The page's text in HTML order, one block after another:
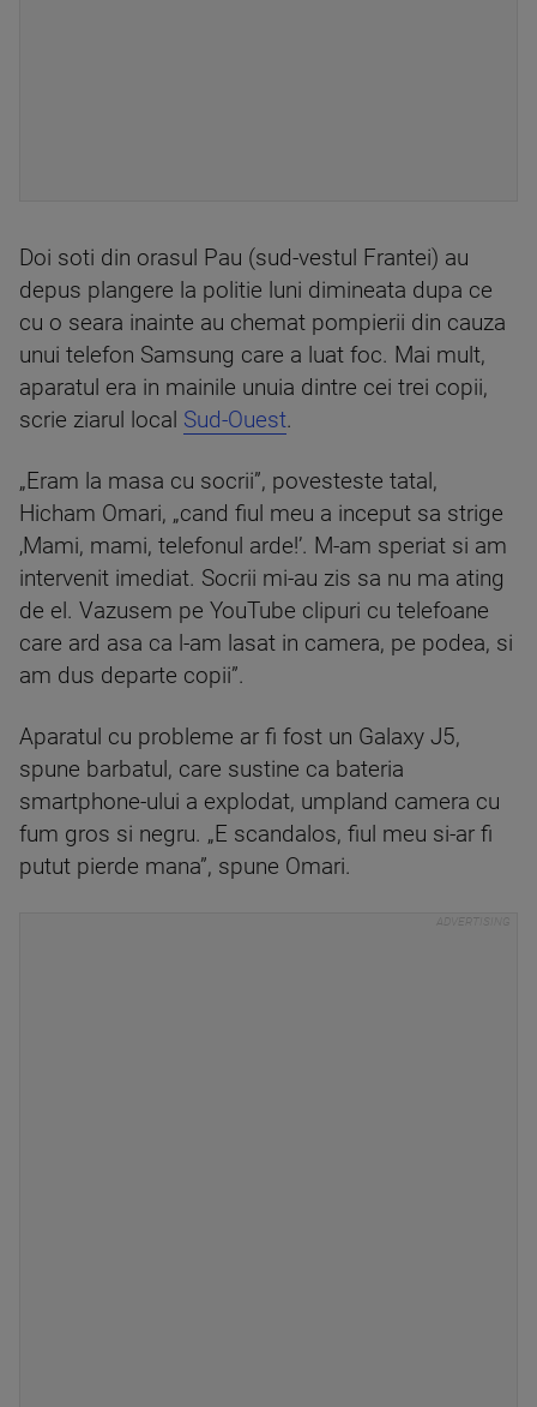
Doi soti din orasul Pau (sud-vestul Frantei) au
depus plangere la politie luni dimineata dupa ce
cu o seara inainte au chemat pompierii din cauza
unui telefon Samsung care a luat foc. Mai mult,
aparatul era in mainile unuia dintre cei trei copii,
scrie ziarul local Sud-Ouest.
„Eram la masa cu socrii”, povesteste tatal,
Hicham Omari, „cand fiul meu a inceput sa strige
‚Mami, mami, telefonul arde!’. M-am speriat si am
intervenit imediat. Socrii mi-au zis sa nu ma ating
de el. Vazusem pe YouTube clipuri cu telefoane
care ard asa ca l-am lasat in camera, pe podea, si
am dus departe copii”.
Aparatul cu probleme ar fi fost un Galaxy J5,
spune barbatul, care sustine ca bateria
smartphone-ului a explodat, umpland camera cu
fum gros si negru. „E scandalos, fiul meu si-ar fi
putut pierde mana”, spune Omari.